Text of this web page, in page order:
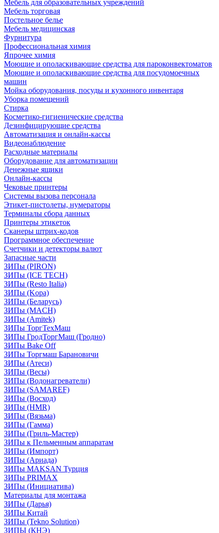
Мебель для образовательных учреждений
Мебель торговая
Постельное белье
Мебель медицинская
Фурнитура
Профессиональная химия
Япрочее химия
Моющие и ополаскивающие средства для пароконвектоматов
Моющие и ополаскивающие средства для посудомоечных
машин
Мойка оборудования, посуды и кухонного инвентаря
Уборка помещений
Стирка
Косметико-гигиенические средства
Дезинфицирующие средства
Автоматизация и онлайн-кассы
Видеонаблюдение
Расходные материалы
Оборудование для автоматизации
Денежные ящики
Онлайн-кассы
Чековые принтеры
Системы вызова персонала
Этикет-пистолеты, нумераторы
Терминалы сбора данных
Принтеры этикеток
Сканеры штрих-кодов
Программное обеспечение
Счетчики и детекторы валют
Запасные части
ЗИПы (PIRON)
ЗИПы (ICE TECH)
ЗИПы (Resto Italia)
ЗИПы (Kopa)
ЗИПы (Беларусь)
ЗИПы (MACH)
ЗИПы (Amitek)
ЗИПы ТоргТехМаш
ЗИПы ГродТоргМаш (Гродно)
ЗИПы Bake Off
ЗИПы Торгмаш Барановичи
ЗИПы (Атеси)
ЗИПы (Весы)
ЗИПы (Водонагреватели)
ЗИПы (SAMAREF)
ЗИПы (Восход)
ЗИПы (HMR)
ЗИПы (Вязьма)
ЗИПы (Гамма)
ЗИПы (Гриль-Мастер)
ЗИПы к Пельменным аппаратам
ЗИПы (Импорт)
ЗИПы (Ариада)
ЗИПы MAKSAN Турция
ЗИПы PRIMAX
ЗИПы (Инициатива)
Материалы для монтажа
ЗИПы (Дарья)
ЗИПы Китай
ЗИПы (Tekno Solution)
ЗИПЫ (КНЭ)